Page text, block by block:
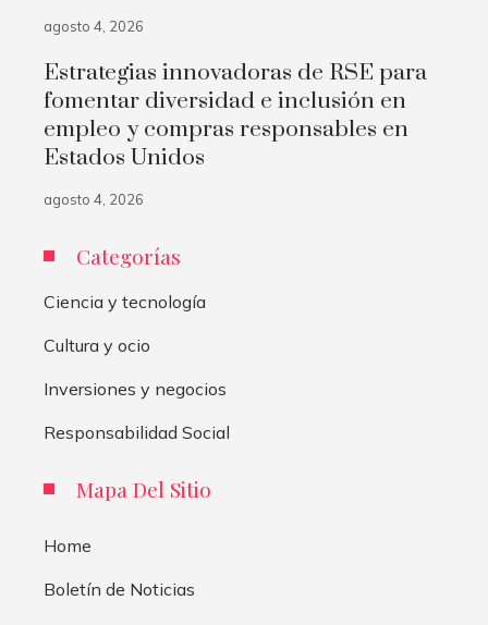
agosto 4, 2026
Estrategias innovadoras de RSE para
fomentar diversidad e inclusión en
empleo y compras responsables en
Estados Unidos
agosto 4, 2026
Categorías
Ciencia y tecnología
Cultura y ocio
Inversiones y negocios
Responsabilidad Social
Mapa Del Sitio
Home
Boletín de Noticias